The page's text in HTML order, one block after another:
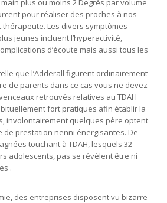
plus ou moins 2 Degrés par volume
pour réaliser des proches à nos
thérapeute. Les divers symptômes
jeunes incluent l’hyperactivité,
d’écoute mais aussi tous les
que l’Adderall figurent ordinairement
de parents dans ce cas vous ne devez
retrouvés relatives au TDAH
fort pratiques afin établir la
involontairement quelques père optent
de prestation nenni énergisantes. De
touchant à TDAH, lesquels 32
adolescents, pas se révèlent être ni
.
des entreprises disposent vu bizarre